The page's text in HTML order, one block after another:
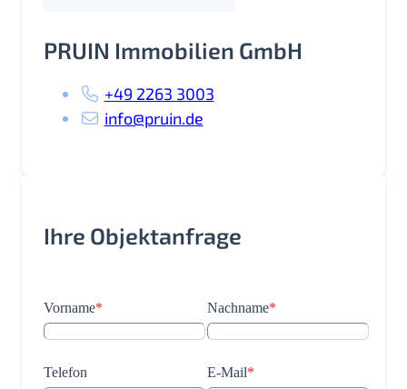
PRUIN Immobilien GmbH
+49 2263 3003
info@pruin.de
Ihre Objektanfrage
Vorname* Nachname*
Telefon E-Mail*